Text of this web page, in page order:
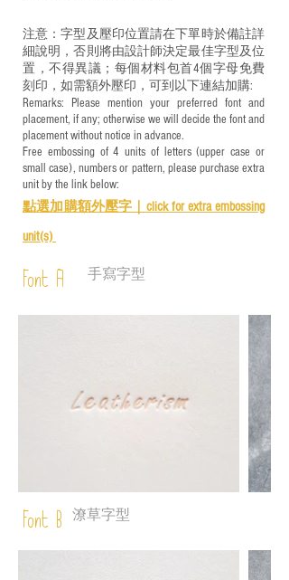
注意：字型及壓印位置請在下單時於備註詳
細說明，否則將由設計師決定最佳字型及位
置，不得異議；每個材料包首4個字母免費
刻印，如需額外壓印，可到以下連結加購:
Remarks: Please mention your preferred font and
placement, if any; otherwise we will decide the font and
placement without notice in advance.
Free embossing of 4 units of letters (upper case or
small case), numbers or pattern, please purchase extra
unit by the link below:
點選加購額外壓字｜ click for extra embossing
unit(s)
Font A 手寫字型
Font B 潦草字型